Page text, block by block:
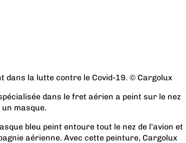
dans la lutte contre le Covid-19. © Cargolux
dans le fret aérien a peint sur le nez
masque.
bleu peint entoure tout le nez de l’avion et
aérienne. Avec cette peinture, Cargolux